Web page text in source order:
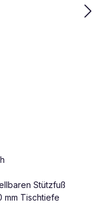
Stützfuß
mm Tischtiefe